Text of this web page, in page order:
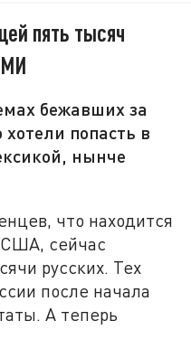
пять тысяч
бежавших за
хотели попасть в
нынче
что находится
США, сейчас
русских. Тех
после начала
А теперь